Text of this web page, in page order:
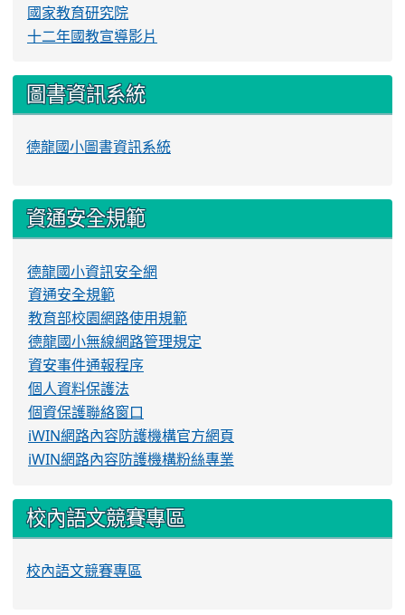
國家教育研究院
十二年國教宣導影片
圖書資訊系統
德龍國小圖書資訊系統
資通安全規範
德龍國小資訊安全網
資通安全規範
教育部校園網路使用規範
德龍國小無線網路管理規定
資安事件通報程序
個人資料保護法
個資保護聯絡窗口
iWIN網路內容防護機構官方網頁
iWIN網路內容防護機構粉絲專業
校內語文競賽專區
校內語文競賽專區